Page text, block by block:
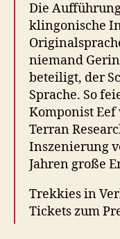
Die
klingonische
niemand
beteiligt, der
Sprache. So
Komponist
Terran
Inszenierung
Jahren große
Trekkies in
Tickets zum